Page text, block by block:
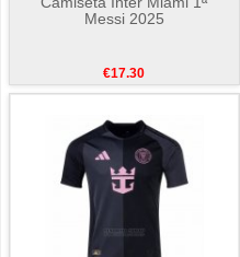
Messi 2025
€17.30